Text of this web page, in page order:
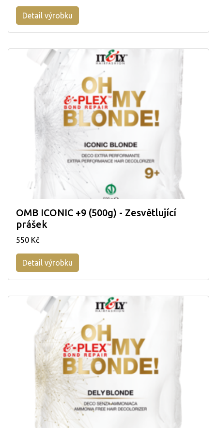
Detail výrobku
OMB ICONIC +9 (500g) - Zesvětlující
prášek
550 Kč
Detail výrobku